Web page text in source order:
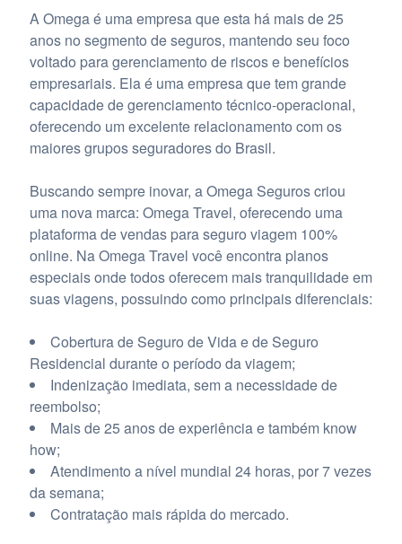
A Omega é uma empresa que esta há mais de 25
anos no segmento de seguros, mantendo seu foco
voltado para gerenciamento de riscos e benefícios
empresariais. Ela é uma empresa que tem grande
capacidade de gerenciamento técnico-operacional,
oferecendo um excelente relacionamento com os
maiores grupos seguradores do Brasil.
Buscando sempre inovar, a Omega Seguros criou
uma nova marca: Omega Travel, oferecendo uma
plataforma de vendas para seguro viagem 100%
online. Na Omega Travel você encontra planos
especiais onde todos oferecem mais tranquilidade em
suas viagens, possuindo como principais diferenciais:
Cobertura de Seguro de Vida e de Seguro
Residencial durante o período da viagem;
Indenização imediata, sem a necessidade de
reembolso;
Mais de 25 anos de experiência e também know
how;
Atendimento a nível mundial 24 horas, por 7 vezes
da semana;
Contratação mais rápida do mercado.